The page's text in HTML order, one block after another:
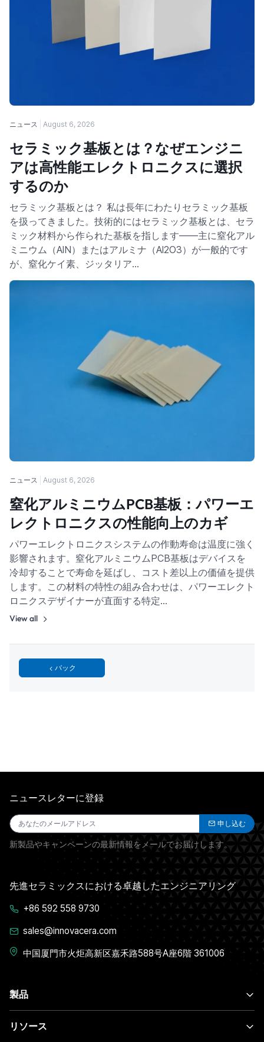
ニュース August 6, 2026
セラミック基板とは？なぜエンジニ
アは高性能エレクトロニクスに選択
するのか
セラミック基板とは？ 私は長年にわたりセラミック基板
を扱ってきました。技術的にはセラミック基板とは、セラ
ミック材料から作られた基板を指します——主に窒化アル
ミニウム（AlN）またはアルミナ（Al2O3）が一般的です
が、窒化ケイ素、ジッタリア…
ニュース August 6, 2026
窒化アルミニウムPCB基板：パワーエ
レクトロニクスの性能向上のカギ
パワーエレクトロニクスシステムの作動寿命は温度に強く
影響されます。窒化アルミニウムPCB基板はデバイスを
冷却することで寿命を延ばし、コスト差以上の価値を提供
します。この材料の特性の組み合わせは、パワーエレクト
ロニクスデザイナーが直面する特定…
View all
バック
製品
リソース
ニュースレターに登録
申し込む
新製品やキャンペーンの最新情報をメールでお届けします。
先進セラミックスにおける卓越したエンジニアリング
+86 592 558 9730
sales@innovacera.com
中国厦門市火炬高新区嘉禾路588号A座6階 361006